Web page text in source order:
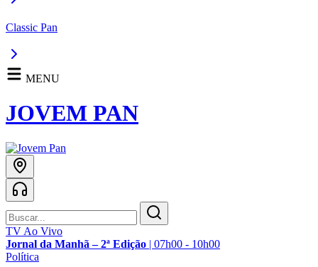
Classic Pan
MENU
JOVEM PAN
TV Ao Vivo
Jornal da Manhã – 2ª Edição | 07h00 - 10h00
Política